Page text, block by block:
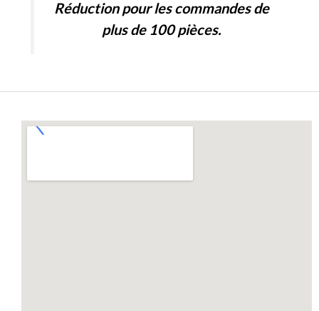
5
Réduction pour les commandes de
plus de 100 pièces.